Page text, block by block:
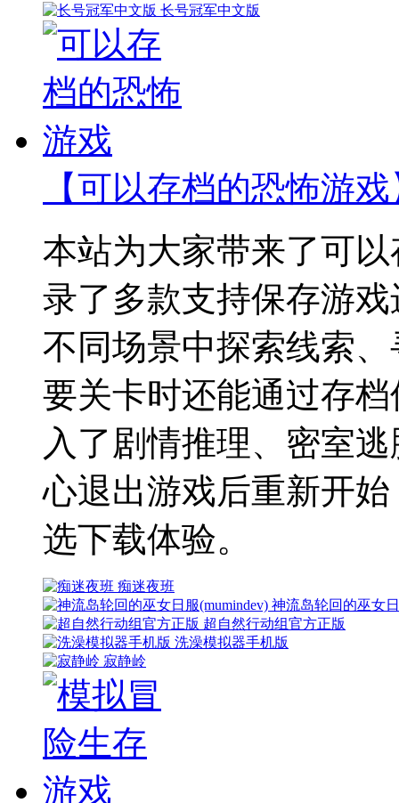
长号冠军中文版
【可以存档的恐怖游
本站为大家带来了可
录了多款支持保存游
不同场景中探索线索
要关卡时还能通过存
入了剧情推理、密室
心退出游戏后重新开
选下载体验。
痴迷夜班
神流岛轮回的巫女
超自然行动组官方正版
洗澡模拟器手机版
寂静岭